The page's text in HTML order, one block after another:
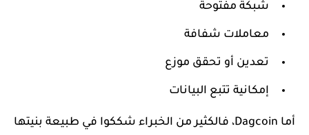
شبكة مفتوحة
معاملات شفافة
تعدين أو تحقق موزع
إمكانية تتبع البيانات
أما Dagcoin، فالكثير من الخبراء شككوا في طبيعة بنيتها